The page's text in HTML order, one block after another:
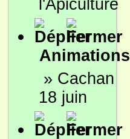
l'Apiculture
Animations
» Cachan
18 juin